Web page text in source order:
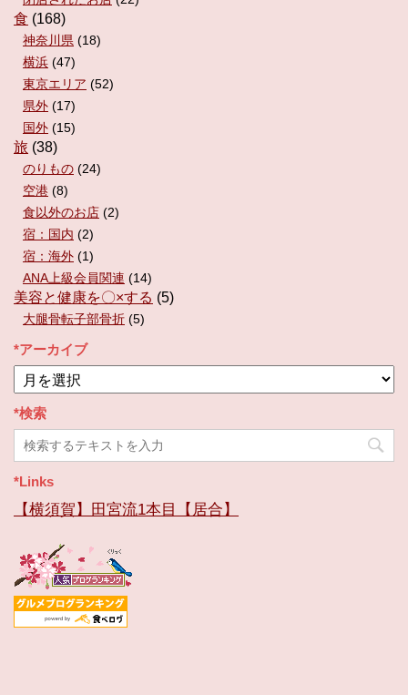
食 (168)
神奈川県 (18)
横浜 (47)
東京エリア (52)
県外 (17)
国外 (15)
旅 (38)
のりもの (24)
空港 (8)
食以外のお店 (2)
宿：国内 (2)
宿：海外 (1)
ANA上級会員関連 (14)
美容と健康を〇×する (5)
大腿骨転子部骨折 (5)
*アーカイブ
ア
ー
カ
イ
ブ
*検索
*Links
【横須賀】田宮流1本目【居合】